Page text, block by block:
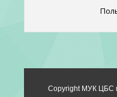
Copyright МУК ЦБС